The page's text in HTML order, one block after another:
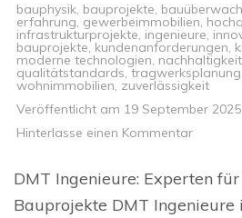
bauphysik, bauprojekte,
erfahrung, gewerbeimmobilien,
infrastrukturprojekte, ingenieure,
bauprojekte, kundenanforderungen,
moderne technologien, nachhaltigkeit
qualitätstandards,tragwerksplanung
wohnimmobilien, zuverlässigkeit
Veröffentlicht am 19 September 2025
Hinterlasse einen Kommentarzu
DMT
Qualität
DMT Ingenieure: Experten
Bauprojekte DMT Ingenieure